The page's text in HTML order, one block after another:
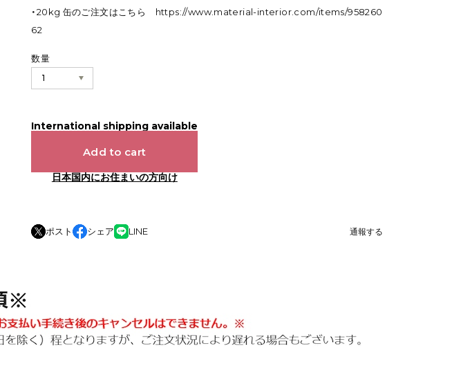
・20kg 缶のご注文はこちら https://www.material-interior.com/items/958260
62
数量
International shipping available
Add to cart
日本国内にお住まいの方向け
ポスト シェア LINE 通報する